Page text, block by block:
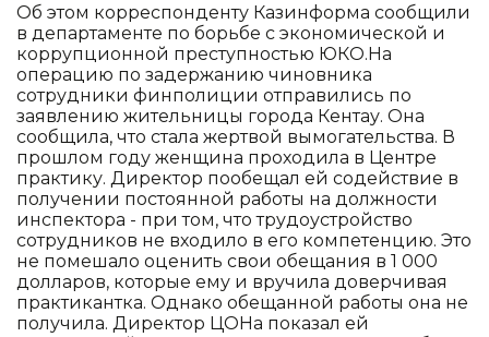
Об этом корреспонденту Казинформа сообщили
в департаменте по борьбе с экономической и
коррупционной преступностью ЮКО.На
операцию по задержанию чиновника
сотрудники финполиции отправились по
заявлению жительницы города Кентау. Она
сообщила, что стала жертвой вымогательства. В
прошлом году женщина проходила в Центре
практику. Директор пообещал ей содействие в
получении постоянной работы на должности
инспектора - при том, что трудоустройство
сотрудников не входило в его компетенцию. Это
не помешало оценить свои обещания в 1 000
долларов, которые ему и вручила доверчивая
практикантка. Однако обещанной работы она не
получила. Директор ЦОНа показал ей